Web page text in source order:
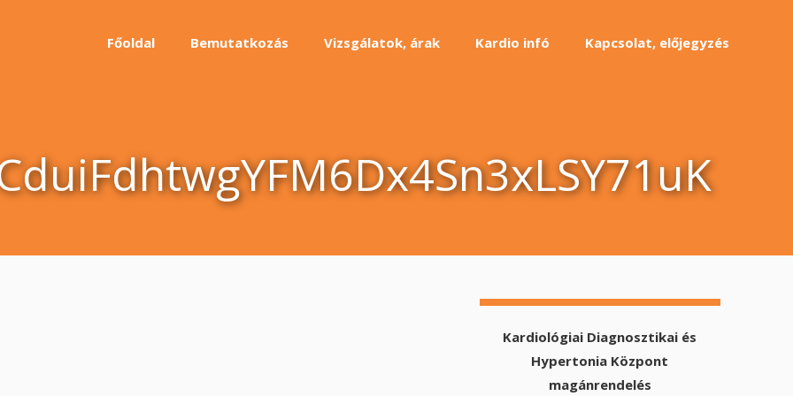
Főoldal Bemutatkozás Vizsgálatok, árak Kardio infó Kapcsolat, előjegyzés
Kardiológiai Diagnosztikai és
Hypertonia Központ
magánrendelés